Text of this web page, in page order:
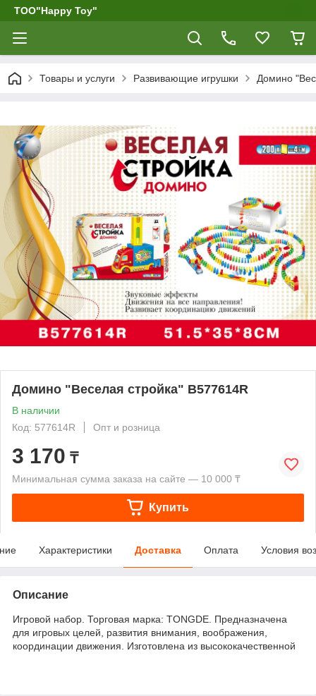
ТОО"Happy Toy"
Товары и услуги Развивающие игрушки Домино
Домино "Веселая стройка" В577614R
В наличии
Код: 577614R
Опт и розница
3 170 ₸
Минимальная сумма заказа на сайте — 10 000 ₸
Купить
Характеристики Доставка Оплата Условия
Описание
Игровой набор. Торговая марка: TONGDE. Предназначена
для игровых целей, развития внимания, воображения,
координации движения. Изготовлена из высококачественной